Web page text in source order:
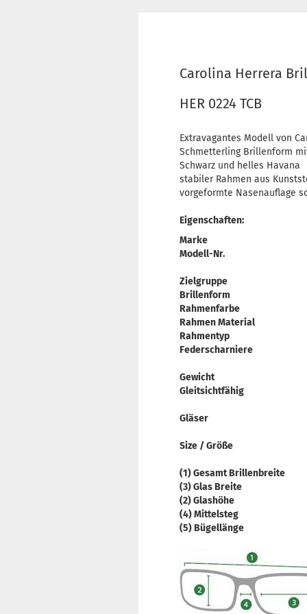
Carolina Herrera
HER 0224 TCB
Extravagantes Modell von
Schmetterling Brillenform
Schwarz und helles Havana
stabiler Rahmen aus
vorgeformte Nasenauflage
Eigenschaften:
Marke
Modell-Nr.
Zielgruppe
Brillenform
Rahmenfarbe
Rahmen Material
Rahmentyp
Federscharniere
Gewicht
Gleitsichtfähig
Gläser
Size / Größe
(1) Gesamt Brillenbreite
(3) Glas Breite
(2) Glashöhe
(4) Mittelsteg
(5) Bügellänge